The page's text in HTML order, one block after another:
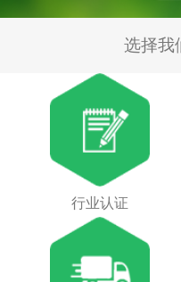
选择我
行业认证